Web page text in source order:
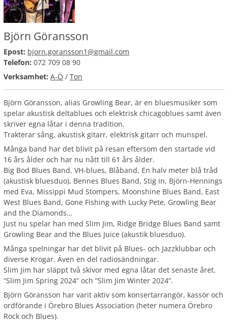
Björn Göransson
Epost: bjorn.goransson1@gmail.com
Telefon: 072 709 08 90
Verksamhet: A-Ö / Ton
Björn Göransson, alias Growling Bear, är en bluesmusiker som
spelar akustisk deltablues och elektrisk chicagoblues samt även
skriver egna låtar i denna tradition.
Trakterar sång, akustisk gitarr, elektrisk gitarr och munspel.
Många band har det blivit på resan eftersom den startade vid
16 års ålder och har nu nått till 61 års ålder.
Big Bod Blues Band, VH-blues, Blåband, En halv meter blå tråd
(akustisk bluesduo), Bennes Blues Band, Stig in, Björn-Hennings
med Eva, Missippi Mud Stompers, Moonshine Blues Band, East
West Blues Band, Gone Fishing with Lucky Pete, Growling Bear
and the Diamonds…
Just nu spelar han med Slim Jim, Ridge Bridge Blues Band samt
Growling Bear and the Blues Juice (akustik bluesduo).
Många spelningar har det blivit på Blues- och Jazzklubbar och
diverse Krogar. Även en del radiosändningar.
Slim Jim har släppt två skivor med egna låtar det senaste året.
”Slim Jim Spring 2024” och ”Slim Jim Winter 2024”.
Björn Göransson har varit aktiv som konsertarrangör, kassör och
ordförande i Örebro Blues Association (heter numera Örebro
Rock och Blues).